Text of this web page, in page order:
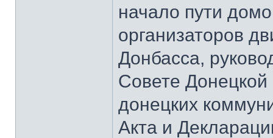
начало пути
организаторов
Донбасса,
Совете
донецких
Акта и